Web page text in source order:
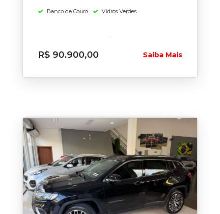
Banco de Couro Vidros Verdes
R$ 90.900,00 Saiba Mais